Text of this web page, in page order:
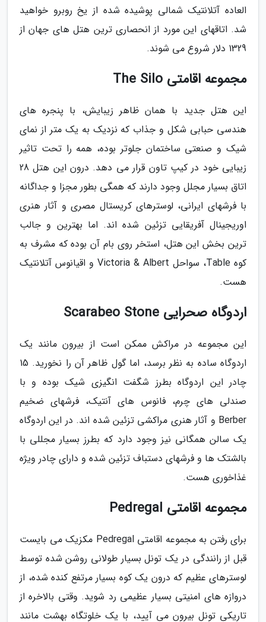
العاده آتلانتیک شمالی پوشیده شده از یخ روبرو خواهید
شد. اتاقهای این مورد از انحصاری ترین هتل های جهان از
1329 دلار شروع می شوند.
مجموعه اقامتی The Silo
این هتل جدید با همان ظاهر زیبایش، با پنجره های
هندسی حبابی شکل و جذاب که نزدیک به یک متر از نمای
شیک و صنعتی ساختمان جلوتر بوده، همه را تحت تاثیر
زیبایی خود در کیپ تاون قرار می دهد. درون این هتل 28
اتاق بسیار مجلل وجود دارند که همگی بطور مجزا و جداگانه
با فرشهای ایرانی، لوسترهای کریستال مصری و آثار هنری
اوریجینال آفریقایی تزئین شده اند. اما بهترین و جالب
ترین بخش این هتل، استخر روی بام آن بوده که مشرف به
کوه Table، سواحل Victoria & Albert و اقیانوس آتلانتیک
هست.
اردوگاه صحرایی Scarabeo Stone
این مجموعه در مراکش ممکن است از بیرون مانند یک
اردوگاه ساده به نظر برسد، اما گول ظاهر آن را نخورید. 15
چادر این اردوگاه بطرز شگفت انگیزی شیک بوده و با
صندلی های چرم، فانوس های آنتیک، فرشهای ضخیم
Berber و آثار هنری مراکشی تزئین شده اند. در این اردوگاه
یک سالن همگانی نیز وجود دارد که بطرز بسیار مجللی با
بالشتک ها و فرشهای دستباف تزئین شده و دارای چادر ویژه
غذاخوری هست.
مجموعه اقامتی Pedregal
برای رفتن به مجموعه اقامتی Pedregal مکزیک می بایست
قبل از رانندگی در یک تونل بسیار طولانی روشن شده توسط
لوسترهای عظیم که درون یک کوه بسیار مرتفع کنده شده، از
دروازه های امنیتی بسیار عظیمی رد شوید. وقتی بالاخره از
تاریکی تونل بیرون می آیید، با یک خلوتگاه بهشت مانند